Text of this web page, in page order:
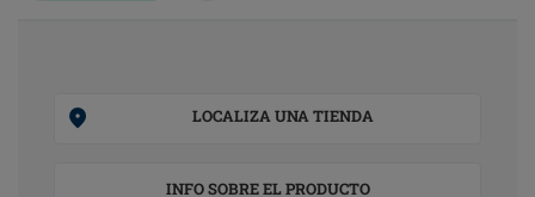
LOCALIZA UNA TIENDA
INFO SOBRE EL PRODUCTO